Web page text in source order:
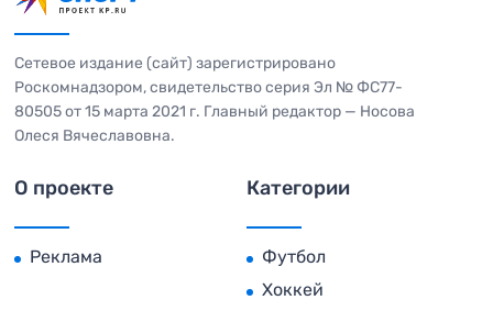
Сетевое издание (сайт) зарегистрировано
Роскомнадзором, свидетельство серия Эл № ФС77-
80505 от 15 марта 2021 г. Главный редактор — Носова
Олеся Вячеславовна.
О проекте
Реклама
Категории
Футбол
Хоккей